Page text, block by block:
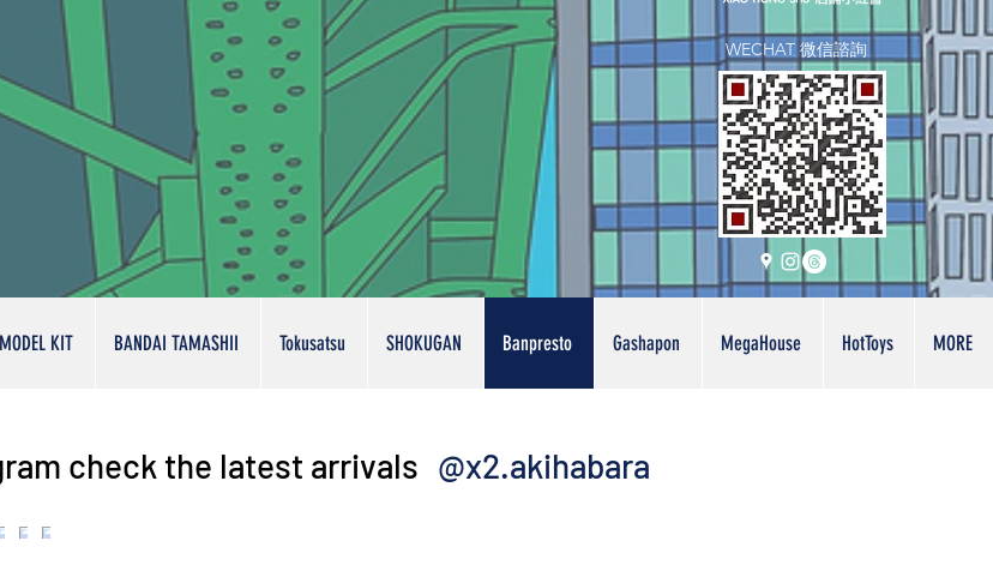
WECHAT 微信諮詢
MODEL KIT BANDAI TAMASHII Tokusatsu SHOKUGAN Banpresto Gashapon MegaHouse HotToys MORE
check the latest arrivals @x2.akihabara